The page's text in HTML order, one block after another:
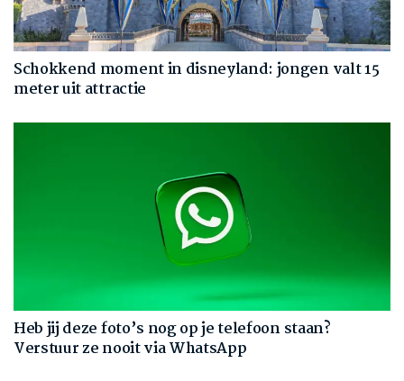
Schokkend moment in disneyland: jongen valt 15
meter uit attractie
Heb jij deze foto’s nog op je telefoon staan?
Verstuur ze nooit via WhatsApp